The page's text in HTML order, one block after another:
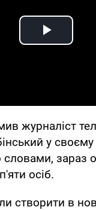
Play
журналіст
у своєму
словами, зараз
осіб.
створити в